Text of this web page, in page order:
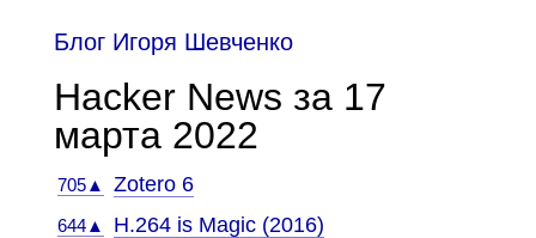
Блог Игоря Шевченко
Hacker News за 17
марта 2022
705▲ Zotero 6
644▲ H.264 is Magic (2016)